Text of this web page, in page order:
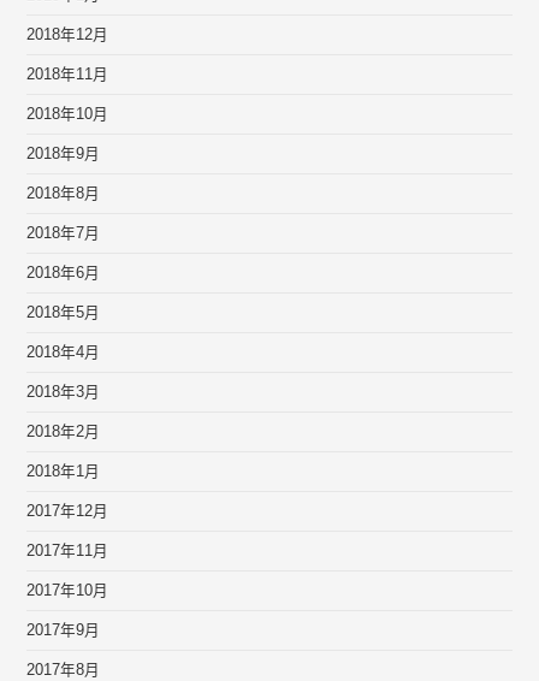
2018年12月
2018年11月
2018年10月
2018年9月
2018年8月
2018年7月
2018年6月
2018年5月
2018年4月
2018年3月
2018年2月
2018年1月
2017年12月
2017年11月
2017年10月
2017年9月
2017年8月